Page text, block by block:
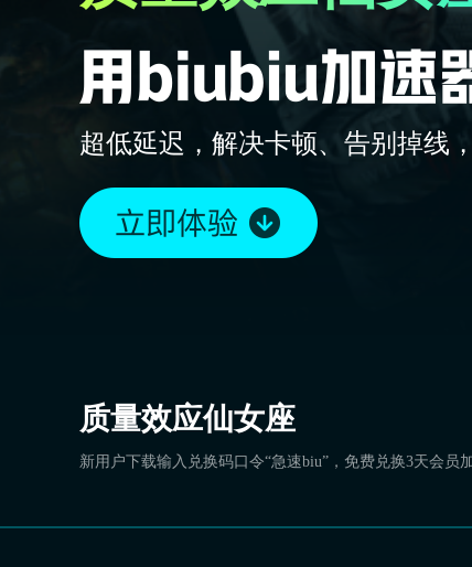
超低延迟，解决卡顿、告别掉线
质量效应仙女座
新用户下载输入兑换码口令“急速biu”，免费兑换3天会员